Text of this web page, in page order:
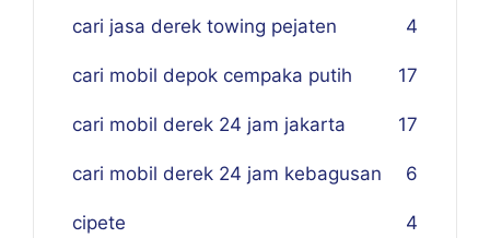
cari jasa derek towing pejaten 4
cari mobil depok cempaka putih 17
cari mobil derek 24 jam jakarta 17
cari mobil derek 24 jam kebagusan 6
cipete 4